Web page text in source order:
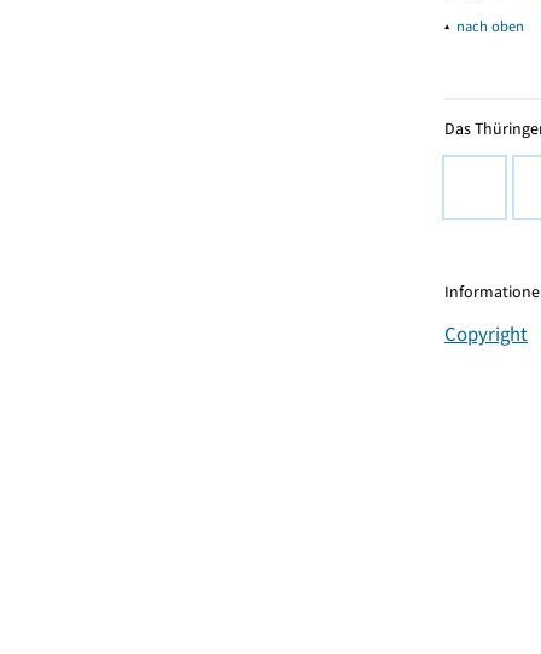
▴ nach oben
Das
Copyright